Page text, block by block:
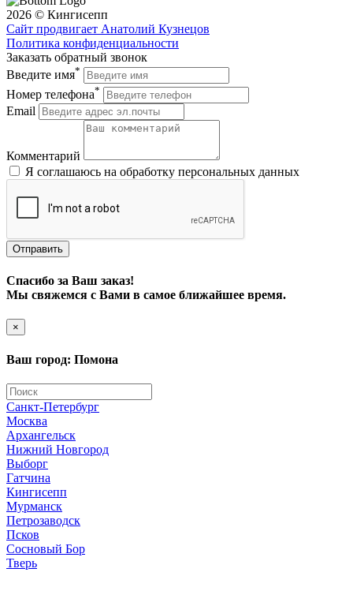
2026 © Кингисепп
Сайт продвигает Анатолий Кузнецов
Политика конфиденциальности
Заказать обратный звонок
Введите имя*
Номер телефона*
Email
Комментарий
Я соглашаюсь на обработку персональных данных
Отправить
Спасибо за Ваш заказ!
Мы свяжемся с Вами в самое ближайшее время.
×
Ваш город: Помона
Санкт-Петербург
Москва
Архангельск
Нижний Новгород
Выборг
Гатчина
Кингисепп
Мурманск
Петрозаводск
Псков
Сосновый Бор
Тверь